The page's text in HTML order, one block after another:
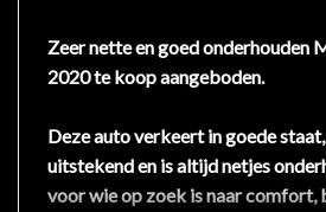
Zeer nette en goed onderhouden
2020 te koop aangeboden.
Deze auto verkeert in goede
uitstekend en is altijd netjes
voor wie op zoek is naar